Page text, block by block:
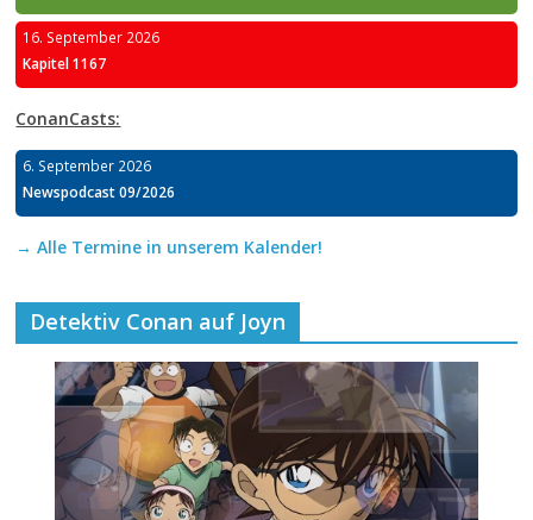
16. September 2026
Kapitel 1167
ConanCasts:
6. September 2026
Newspodcast 09/2026
→ Alle Termine in unserem Kalender!
Detektiv Conan auf Joyn